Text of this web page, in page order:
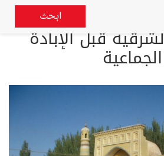
ابحث
قبل الإبادة
الجماعية